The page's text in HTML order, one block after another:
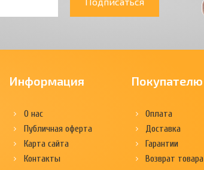
Информация
О нас
Публичная оферта
Карта сайта
Контакты
Покупателю
Оплата
Доставка
Гарантии
Возврат товара